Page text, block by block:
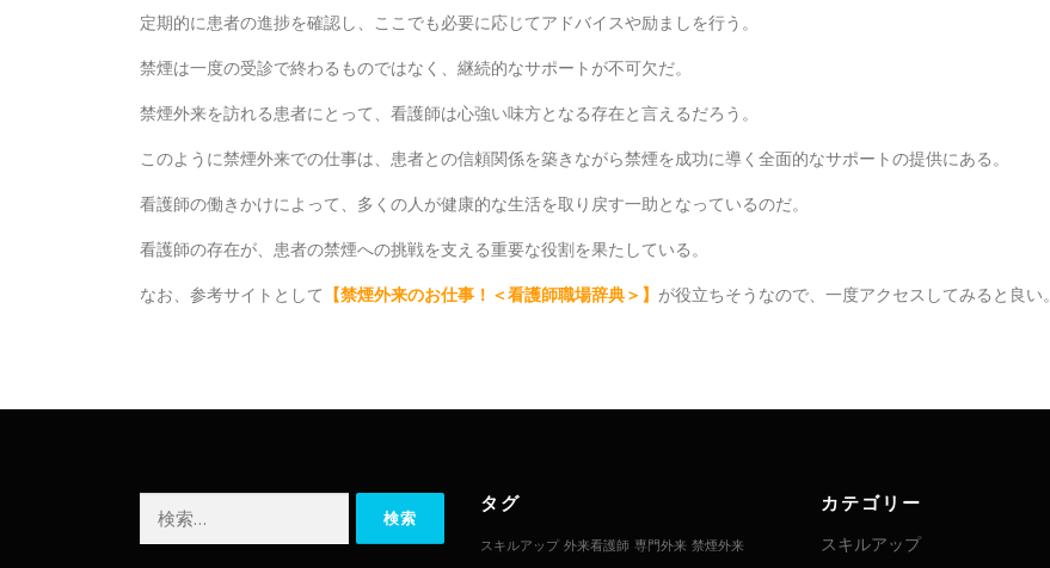
定期的に患者の進捗を確認し、ここでも必要に応じてアドバイスや励ましを行う。
禁煙は一度の受診で終わるものではなく、継続的なサポートが不可欠だ。
禁煙外来を訪れる患者にとって、看護師は心強い味方となる存在と言えるだろう。
このように禁煙外来での仕事は、患者との信頼関係を築きながら禁煙を成功に導く全面的なサポートの提供にある。
看護師の働きかけによって、多くの人が健康的な生活を取り戻す一助となっているのだ。
看護師の存在が、患者の禁煙への挑戦を支える重要な役割を果たしている。
なお、参考サイトとして 【禁煙外来のお仕事！＜看護師職場辞典＞ 】 が役立ちそうなので、一度アクセスしてみると良い。
タグ
スキルアップ 外来看護師 専門外来 禁煙外来
カテゴリー
スキルアップ